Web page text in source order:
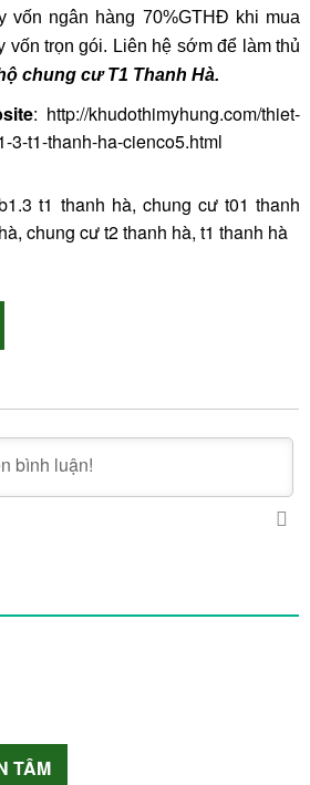
vốn ngân hàng 70%GTHĐ khi mua
vốn trọn gói. Liên hệ sớm để làm thủ
chung cư T1 Thanh Hà.
: http://khudothimyhung.com/thiet-
3-t1-thanh-ha-cienco5.html
t1 thanh hà, chung cư t01 thanh
, chung cư t2 thanh hà, t1 thanh hà
TÂM